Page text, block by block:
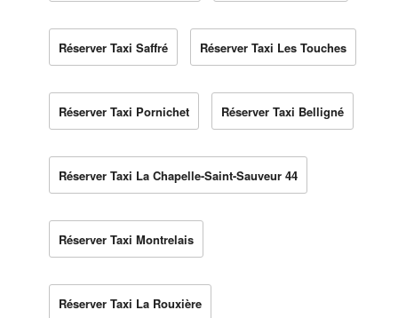
Réserver Taxi Saffré Réserver Taxi Les Touches
Réserver Taxi Pornichet Réserver Taxi Belligné
Réserver Taxi La Chapelle-Saint-Sauveur 44
Réserver Taxi Montrelais
Réserver Taxi La Rouxière